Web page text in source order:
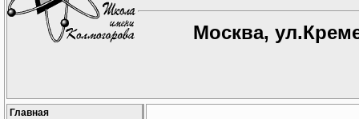
Москва,
Главная